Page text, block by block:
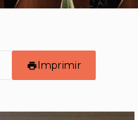
Imprimir